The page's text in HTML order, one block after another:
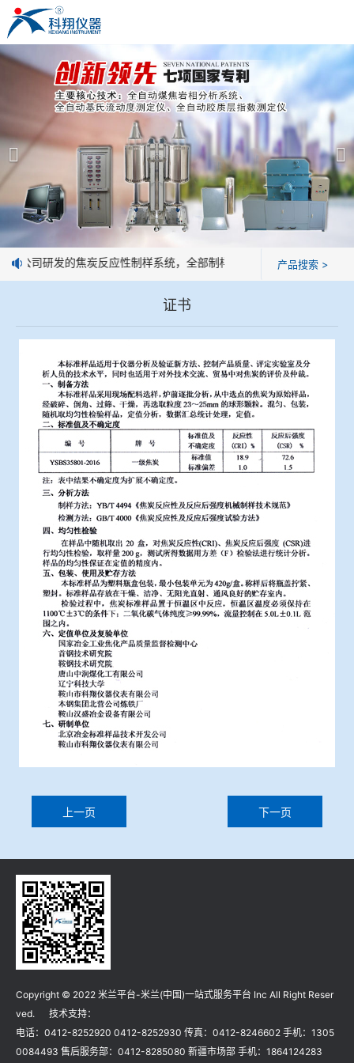
米兰平台
米兰平台
产品展示 ＞
焦炭高温性能检测系统
焦化行业检测及优化配煤设备
球团矿/烧结矿/块矿高温冶金性能检测系统
烧结/球团优化配矿研究设备
高炉配吹煤检测设备
冶金渣、保护渣等高温物性检测设备
冶金石灰活性度测定仪
矿石、焦炭物理检测及制样设备
工业分析、测硫仪等
公司简介
米兰平台
企业业绩
技术交流
标准下载
企业荣誉
米兰平台-米兰(中国)一站式服务平台
我公司研发的焦炭反应性制样系统，全部制样过程机械化操作，没有
产品搜索 >
证书
上一页 下一页
Copyright © 2022 米兰平台-米兰(中国)一站式服务平台 Inc All Right Reser
ved. 技术支持：
电话：0412-8252920 0412-8252930 传真：0412-8246602 手机：1305
0084493 售后服务部：0412-8285080 新疆市场部 手机：1864124283